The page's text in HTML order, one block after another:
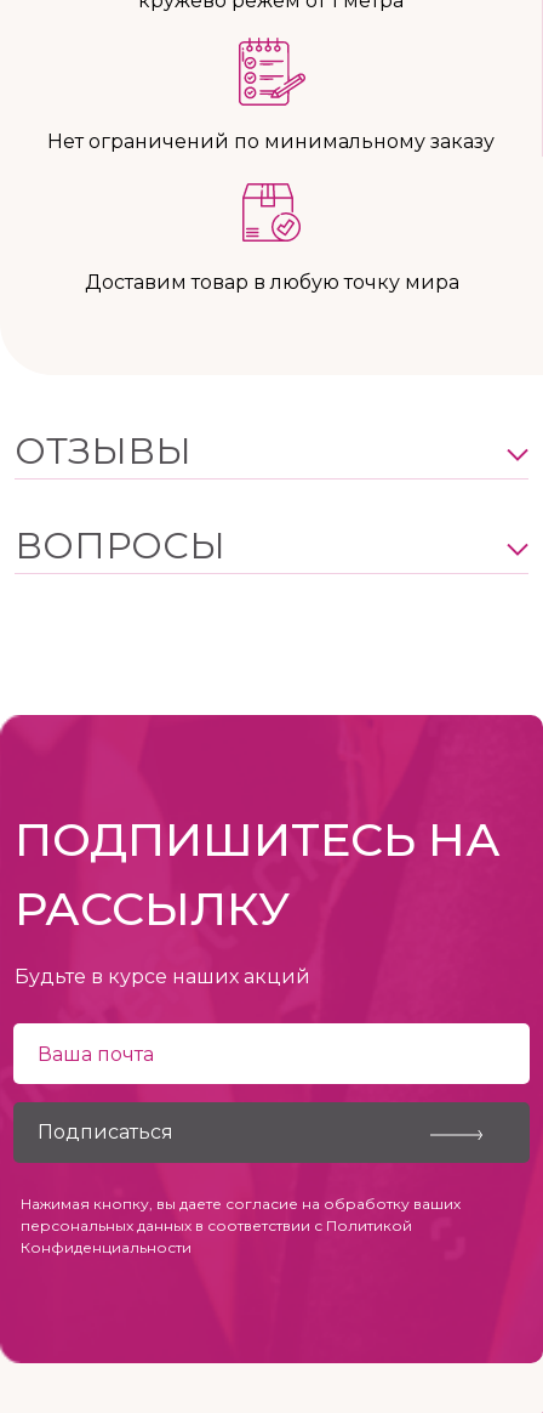
Нет ограничений по минимальному заказу
Доставим товар в любую точку мира
ОТЗЫВЫ
ВОПРОСЫ
ПОДПИШИТЕСЬ НА
РАССЫЛКУ
Будьте в курсе наших акций
Нажимая кнопку, вы даете согласие на обработку ваших
персональных данных в соответствии с Политикой
Конфиденциальности